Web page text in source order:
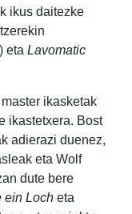
ikus daitezke
eta Lavomatic
ikasketak
ikastetxera. Bost
adierazi duenez,
eta Wolf
dute bere
ein Loch eta